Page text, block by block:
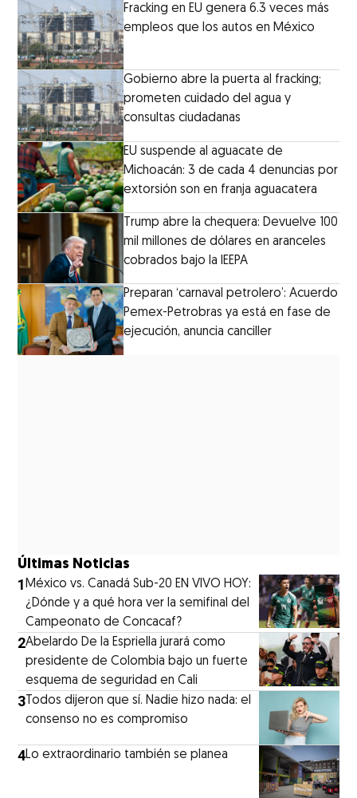
Fracking en EU genera 6.3 veces más
empleos que los autos en México
Gobierno abre la puerta al fracking;
prometen cuidado del agua y
consultas ciudadanas
EU suspende al aguacate de
Michoacán: 3 de cada 4 denuncias por
extorsión son en franja aguacatera
Trump abre la chequera: Devuelve 100
mil millones de dólares en aranceles
cobrados bajo la IEEPA
Preparan ‘carnaval petrolero’: Acuerdo
Pemex-Petrobras ya está en fase de
ejecución, anuncia canciller
Últimas Noticias
1México vs. Canadá Sub-20 EN VIVO HOY:
¿Dónde y a qué hora ver la semifinal del
Campeonato de Concacaf?
2Abelardo De la Espriella jurará como
presidente de Colombia bajo un fuerte
esquema de seguridad en Cali
3 Todos dijeron que sí. Nadie hizo nada: el
consenso no es compromiso
4Lo extraordinario también se planea